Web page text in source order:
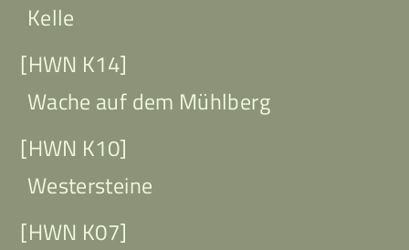
Kelle
[HWN K14]
Wache auf dem Mühlberg
[HWN K10]
Westersteine
[HWN K07]